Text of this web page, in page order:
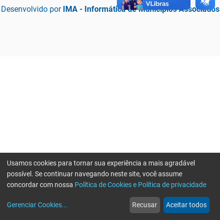
Desenvolvido por IMA - Informática de Municípios Associados
web
Notícias
more_horiz
Mais
Usamos cookies para tornar sua experiência a mais agradável
possível. Se continuar navegando neste site, você assume
concordar com nossa Política de Cookies e Política de privacidade
Gerenciar Cookies... Recusar Aceitar todos
Erro ao enviar informações, por favor tente novamente